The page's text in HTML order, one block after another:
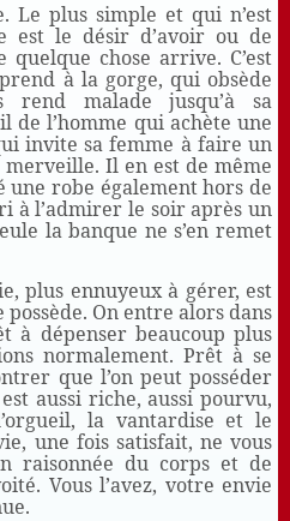
Le plus simple et qui n’est
est le désir d’avoir ou de
chose arrive. C’est
à la gorge, qui obsède
rend malade jusqu’à sa
de l’homme qui achète une
invite sa femme à faire un
Il en est de même
une robe également hors de
à l’admirer le soir après un
la banque ne s’en remet
plus ennuyeux à gérer, est
On entre alors dans
à dépenser beaucoup plus
normalement. Prêt à se
que l’on peut posséder
aussi riche, aussi pourvu,
la vantardise et le
une fois satisfait, ne vous
raisonnée du corps et de
Vous l’avez, votre envie